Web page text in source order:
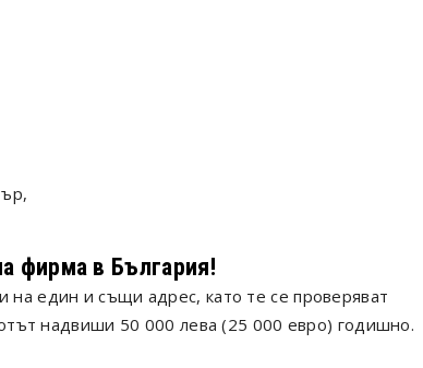
фирма в България!
един и същи адрес, като те се проверяват
надвиши 50 000 лева (25 000 евро) годишно.